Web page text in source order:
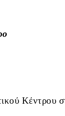
Κέντρου